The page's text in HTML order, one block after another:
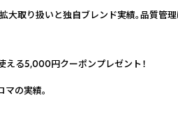
取り扱いと独自ブレンド実績。品質管
の実績。
える5,000円クーポンプレゼント！